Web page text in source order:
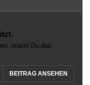
musst Du das